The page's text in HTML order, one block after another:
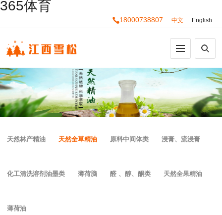
365体育
18000738807 中文 English
天然林产精油 天然全草精油 原料中间体类 浸膏、流浸膏
化工清洗溶剂油墨类 薄荷脑 醛 、醇、酮类 天然全果精油
薄荷油